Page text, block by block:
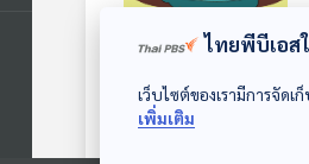
เล่ห์
พระอาทิตย์ยิ้มแฉ่ง
ไทยพีบีเอส
เว็บไซต์ของเรามีการจัด
เพิ่มเติม